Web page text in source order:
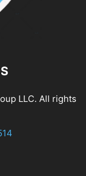
LLC. All rights